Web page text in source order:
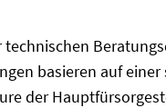
basieren auf
der